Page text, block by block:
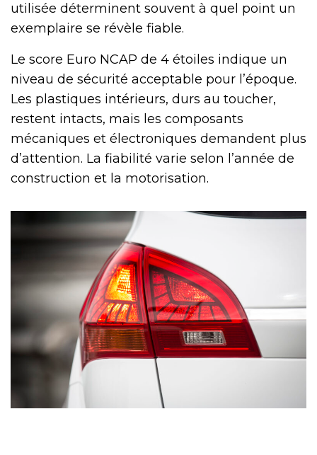
utilisée déterminent souvent à quel point un
exemplaire se révèle fiable.
Le score Euro NCAP de 4 étoiles indique un
niveau de sécurité acceptable pour l’époque.
Les plastiques intérieurs, durs au toucher,
restent intacts, mais les composants
mécaniques et électroniques demandent plus
d’attention. La fiabilité varie selon l’année de
construction et la motorisation.